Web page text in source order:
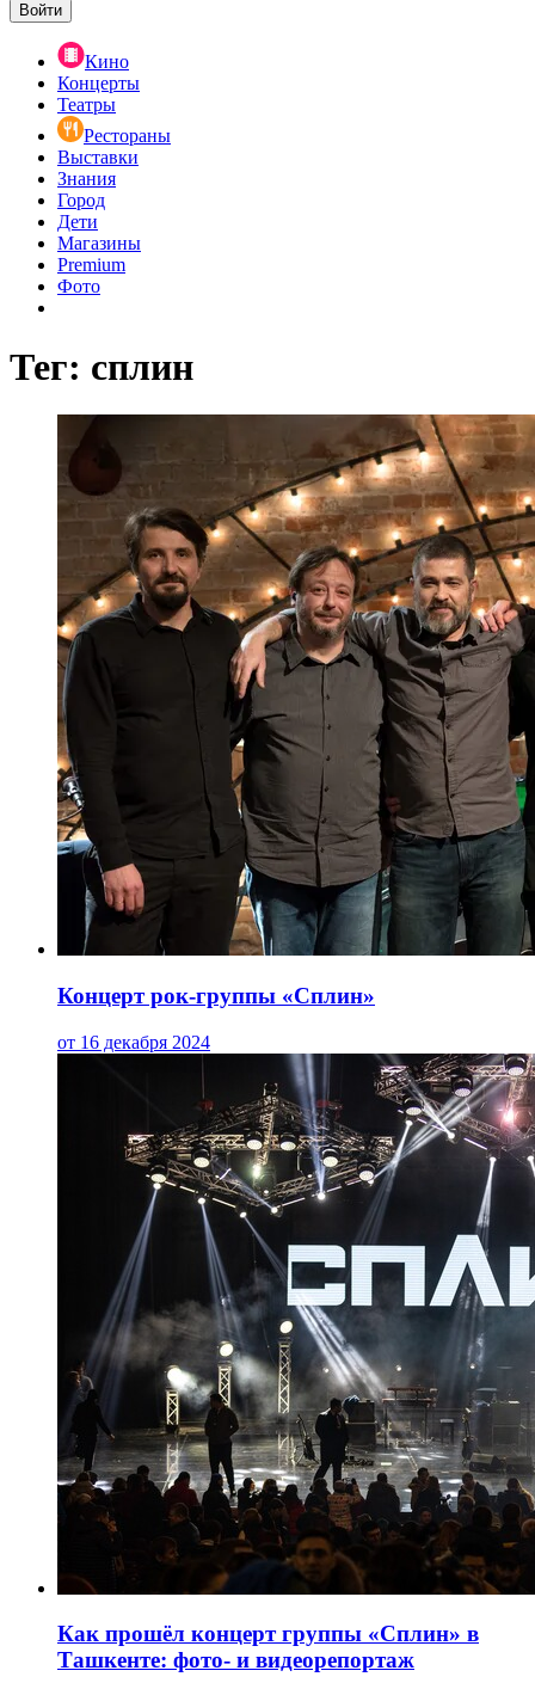
Войти
Кино
Концерты
Театры
Рестораны
Выставки
Знания
Город
Дети
Магазины
Premium
Фото
Тег: сплин
Концерт рок-группы «Сплин»
от 16 декабря 2024
Как прошёл концерт группы «Сплин» в
Ташкенте: фото- и видеорепортаж